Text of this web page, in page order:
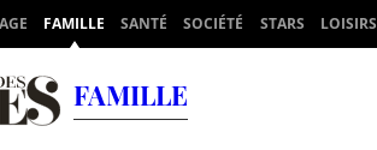
FAMILLE SANTÉ SOCIÉTÉ STARS LOISIRS
FAMILLE